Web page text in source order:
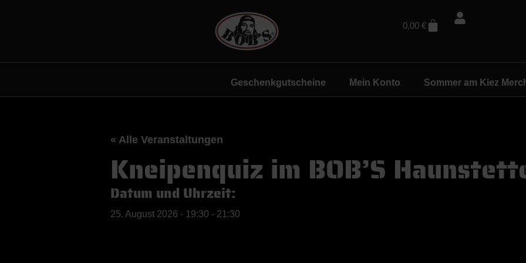
0,00€
Geschenkgutscheine Mein Konto Sommer am Kiez
« Alle Veranstaltungen
Kneipenquiz im BOB’S
Datum und Uhrzeit:
25. August 2026 - 19:30 - 21:30